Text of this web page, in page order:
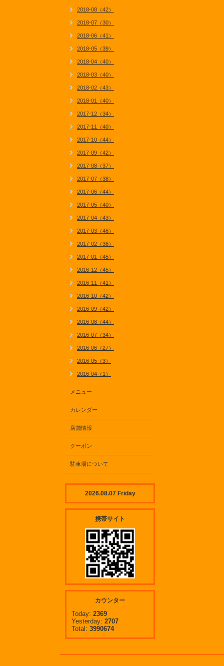
2018-08（42）
2018-07（30）
2018-06（41）
2018-05（39）
2018-04（40）
2018-03（40）
2018-02（43）
2018-01（40）
2017-12（34）
2017-11（40）
2017-10（44）
2017-09（42）
2017-08（37）
2017-07（38）
2017-06（44）
2017-05（40）
2017-04（43）
2017-03（46）
2017-02（36）
2017-01（45）
2016-12（45）
2016-11（41）
2016-10（42）
2016-09（42）
2016-08（44）
2016-07（34）
2016-06（27）
2016-05（3）
2016-04（1）
メニュー
カレンダー
店舗情報
クーポン
駐車場について
2026.08.07 Friday
携帯サイト
カウンター
Today: 2369
Yesterday: 2707
Total: 3990674